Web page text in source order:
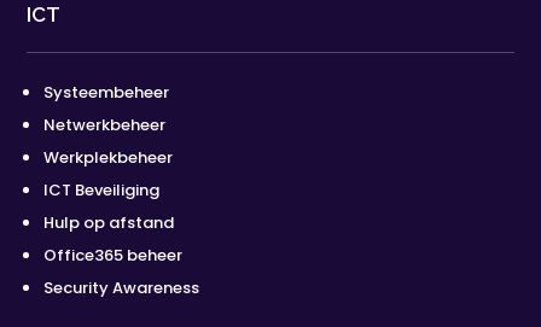
ICT
Systeembeheer
Netwerkbeheer
Werkplekbeheer
ICT Beveiliging
Hulp op afstand
Office365 beheer
Security Awareness